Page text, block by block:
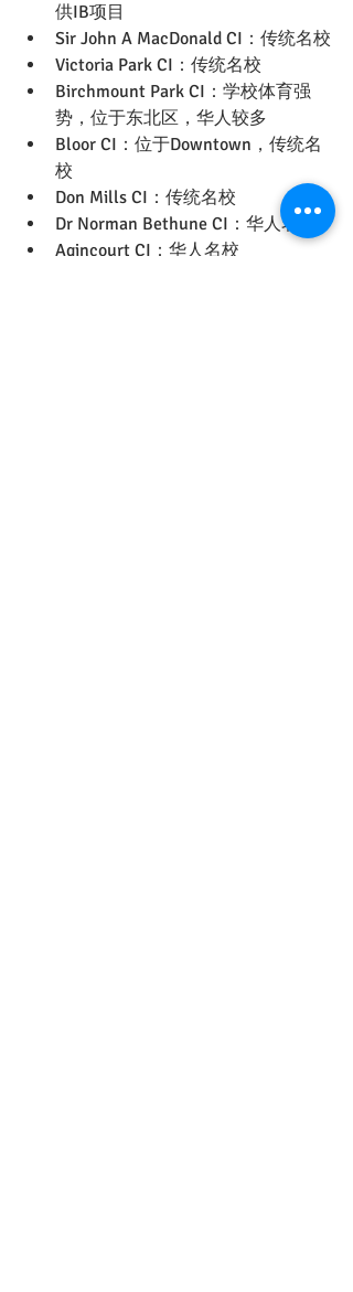
供IB项目
Sir John A MacDonald CI：传统名校
Victoria Park CI：传统名校
Birchmount Park CI：学校体育强
势，位于东北区，华人较多
Bloor CI：位于Downtown，传统名
校
Don Mills CI：传统名校
Dr Norman Bethune CI：华人名校
Agincourt CI：华人名校